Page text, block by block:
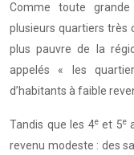
Comme toute grande
plusieurs quartiers très
plus pauvre de la
appelés « les
d’habitants à faible
Tandis que les 4eet 5e
revenu modeste : des